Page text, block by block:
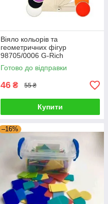
Віяло кольорів та
геометричних фігур
98705/0006 G-Rich
Готово до відправки
46 ₴ 55 ₴
Купити
–16%